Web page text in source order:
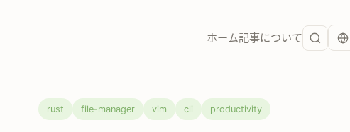
ホーム記事について
rust file-manager vim cli productivity